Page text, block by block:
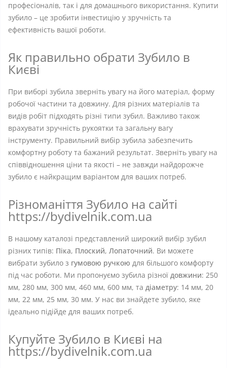
професіоналів, так і для домашнього використання. Купити
зубило – це зробити інвестицію у зручність та
ефективність вашої роботи.
Як правильно обрати Зубило в
Києві
При виборі зубила зверніть увагу на його матеріал, форму
робочої частини та довжину. Для різних матеріалів та
видів робіт підходять різні типи зубил. Важливо також
врахувати зручність рукоятки та загальну вагу
інструменту. Правильний вибір зубила забезпечить
комфортну роботу та бажаний результат. Зверніть увагу на
співвідношення ціни та якості – не завжди найдорожче
зубило є найкращим варіантом для ваших потреб.
Різноманіття Зубило на сайті
https://bydivelnik.com.ua
В нашому каталозі представлений широкий вибір зубил
різних типів: Піка, Плоский, Лопаточний. Ви можете
вибрати зубило з гумовою ручкою для більшого комфорту
під час роботи. Ми пропонуємо зубила різної довжини: 250
мм, 280 мм, 300 мм, 460 мм, 600 мм, та діаметру: 14 мм, 20
мм, 22 мм, 25 мм, 30 мм. У нас ви знайдете зубило, яке
ідеально підійде для ваших потреб.
Купуйте Зубило в Києві на
https://bydivelnik.com.ua